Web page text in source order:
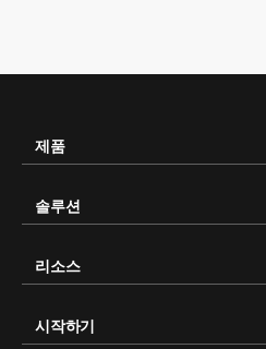
제품
솔루션
리소스
시작하기